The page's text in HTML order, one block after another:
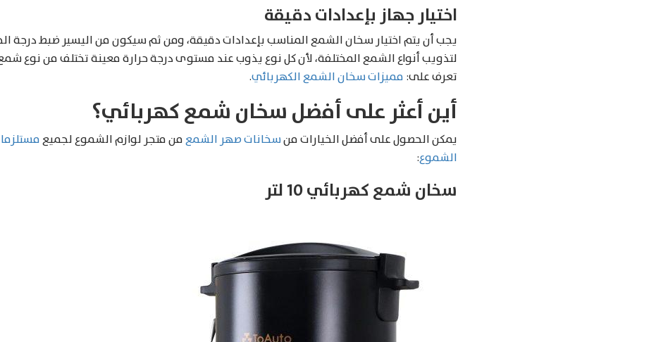
Products
search
اختيار جهاز بإعدادات دقيقة
يجب أن يتم اختيار سخان الشمع المناسب بإعدادات دقيقة، ومن ثم سيكون من اليسير ضبط درجة
لتذويب أنواع الشمع المختلفة، لأن كل نوع يذوب عند مستوى درجة حرارة معينة تختلف من نوع شمع
تعرف على: مميزات سخان الشمع الكهربائي.
أين أعثر على أفضل سخان شمع كهربائي؟
يمكن الحصول على أفضل الخيارات منسخانات صهر الشمعمن متجر لوازم الشموع لجميع
الشموع:
سخان شمع كهربائي 10 لتر